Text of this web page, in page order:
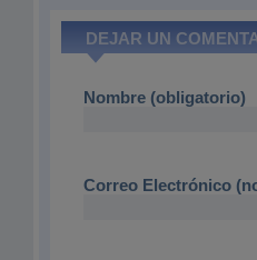
DEJAR UN
Nombre (obligatorio)
Correo Electrónico